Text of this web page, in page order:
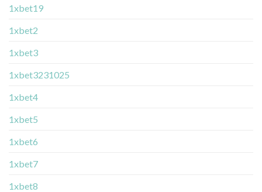
1xbet19
1xbet2
1xbet3
1xbet3231025
1xbet4
1xbet5
1xbet6
1xbet7
1xbet8